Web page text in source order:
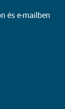
és e-mailben